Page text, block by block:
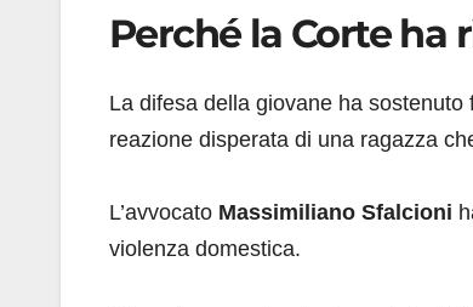
Perché la Corte
La difesa della giovane ha
reazione disperata di una ragazza
L’avvocato Massimiliano Sfalcioni
violenza domestica.